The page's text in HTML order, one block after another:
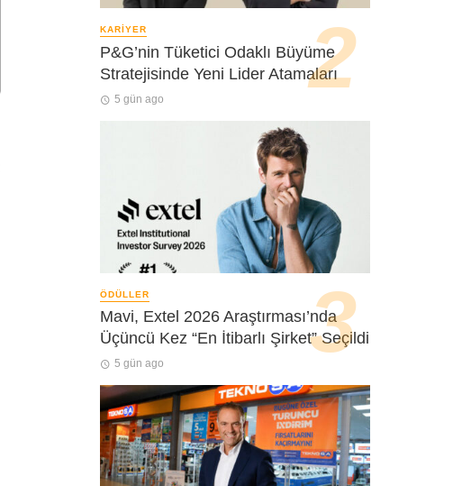
KARIYER
P&G’nin Tüketici Odaklı Büyüme
Stratejisinde Yeni Lider Atamaları
5 gün ago
ÖDÜLLER
Mavi, Extel 2026 Araştırması’nda
Üçüncü Kez “En İtibarlı Şirket” Seçildi
5 gün ago